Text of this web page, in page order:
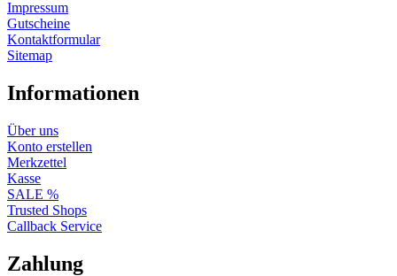
Impressum
Gutscheine
Kontaktformular
Sitemap
Informationen
Über uns
Konto erstellen
Merkzettel
Kasse
SALE %
Trusted Shops
Callback Service
Zahlung